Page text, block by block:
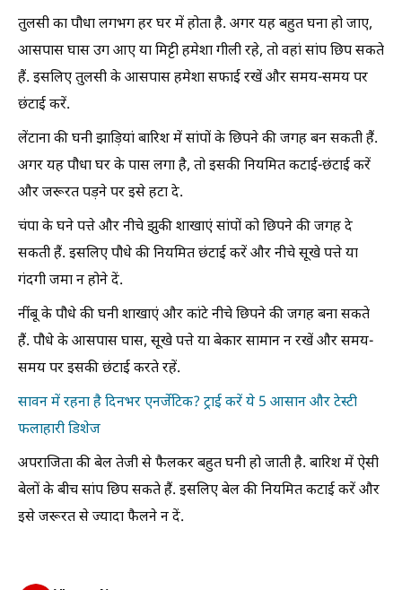
तुलसी का पौधा लगभग हर घर में होता है. अगर यह बहुत घना हो जाए,
आसपास घास उग आए या मिट्टी हमेशा गीली रहे, तो वहां सांप छिप सकते
हैं. इसलिए तुलसी के आसपास हमेशा सफाई रखें और समय-समय पर
छंटाई करें.
लेंटाना की घनी झाड़ियां बारिश में सांपों के छिपने की जगह बन सकती हैं.
अगर यह पौधा घर के पास लगा है, तो इसकी नियमित कटाई-छंटाई करें
और जरूरत पड़ने पर इसे हटा दे.
चंपा के घने पत्ते और नीचे झुकी शाखाएं सांपों को छिपने की जगह दे
सकती हैं. इसलिए पौधे की नियमित छंटाई करें और नीचे सूखे पत्ते या
गंदगी जमा न होने दें.
नींबू के पौधे की घनी शाखाएं और कांटे नीचे छिपने की जगह बना सकते
हैं. पौधे के आसपास घास, सूखे पत्ते या बेकार सामान न रखें और समय-
समय पर इसकी छंटाई करते रहें.
सावन में रहना है दिनभर एनर्जेटिक? ट्राई करें ये 5 आसान और टेस्टी
फलाहारी डिशेज
अपराजिता की बेल तेजी से फैलकर बहुत घनी हो जाती है. बारिश में ऐसी
बेलों के बीच सांप छिप सकते हैं. इसलिए बेल की नियमित कटाई करें और
इसे जरूरत से ज्यादा फैलने न दें.